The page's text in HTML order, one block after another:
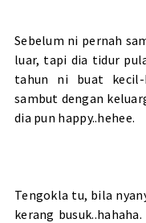
Sebelum ni pernah
luar, tapi dia tidur
tahun ni buat kecil-
sambut dengan
dia pun happy..hehee.
Tengokla tu, bila
kerang